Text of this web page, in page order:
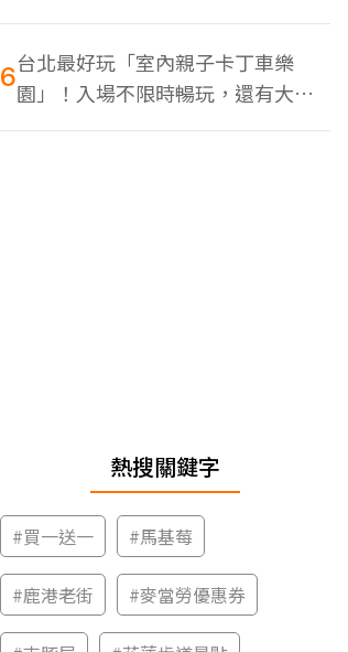
同框
6台北最好玩「室內親子卡丁車樂
園」！入場不限時暢玩，還有大螢
幕Switch遊戲區
熱搜關鍵字
#買一送一 #馬基莓
#鹿港老街 #麥當勞優惠券